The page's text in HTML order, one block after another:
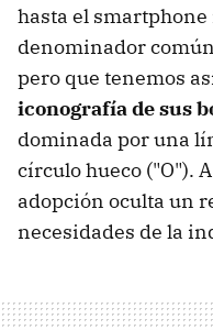
hasta el
denominador
pero que tenemos
iconografía de sus
dominada por una
círculo hueco ("O").
adopción oculta un
necesidades de la